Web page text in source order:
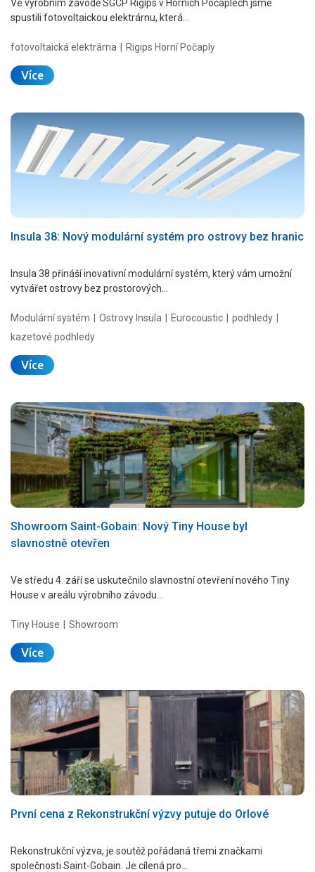
Ve výrobním závodě SGCP Rigips v Horních Počaplech jsme
spustili fotovoltaickou elektrárnu, která…
fotovoltaická elektrárna Rigips Horní Počaply
Více
Insula 38: Nový modulární systém pro ostrovy bez hranic
Insula 38 přináší inovativní modulární systém, který vám umožní
vytvářet ostrovy bez prostorových…
Modulární systém Ostrovy Insula Eurocoustic
podhledy
kazetové podhledy
Více
Showroom Saint-Gobain: Nový Tiny House byl
slavnostně otevřen
Ve středu 4. září se uskutečnilo slavnostní otevření nového Tiny
House v areálu výrobního závodu…
Tiny House Showroom
Více
První cena z Rekonstrukční výzvy putuje do Orlové
Rekonstrukční výzva, je soutěž pořádaná třemi značkami
společnosti Saint-Gobain. Je cílená pro…